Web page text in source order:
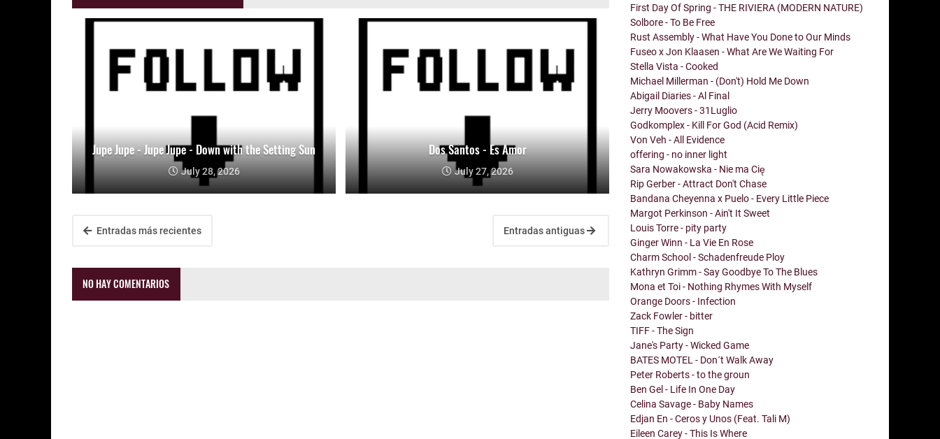
Jupe Jupe - Jupe Jupe - Down with the Setting Sun
July 28, 2026
Dos Santos - Es Amor
July 27, 2026
Entradas más recientes Entradas antiguas
NO HAY COMENTARIOS
First Day Of Spring - THE RIVIERA (MODERN NATURE)
Solbore - To Be Free
Rust Assembly - What Have You Done to Our Minds
Fuseo x Jon Klaasen - What Are We Waiting For
Stella Vista - Cooked
Michael Millerman - (Don't) Hold Me Down
Abigail Diaries - Al Final
Jerry Moovers - 31Luglio
Godkomplex - Kill For God (Acid Remix)
Von Veh - All Evidence
offering - no inner light
Sara Nowakowska - Nie ma Cię
Rip Gerber - Attract Don't Chase
Bandana Cheyenna x Puelo - Every Little Piece
Margot Perkinson - Ain't It Sweet
Louis Torre - pity party
Ginger Winn - La Vie En Rose
Charm School - Schadenfreude Ploy
Kathryn Grimm - Say Goodbye To The Blues
Mona et Toi - Nothing Rhymes With Myself
Orange Doors - Infection
Zack Fowler - bitter
TIFF - The Sign
Jane's Party - Wicked Game
BATES MOTEL - Don´t Walk Away
Peter Roberts - to the groun
Ben Gel - Life In One Day
Celina Savage - Baby Names
Edjan En - Ceros y Unos (Feat. Tali M)
Eileen Carey - This Is Where